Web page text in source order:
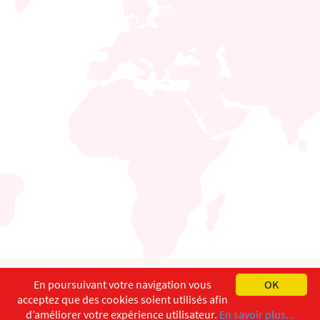
English Français
Copyright ©ISEC-AdW Impressum
OK
En poursuivant votre navigation vous
acceptez que des cookies soient utilisés afin
d’améliorer votre expérience utilisateur. En savoir plus...